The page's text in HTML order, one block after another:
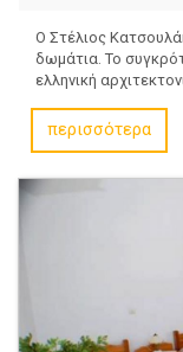
Ο Στέλιος
δωμάτια. Το
ελληνική
περισσότερα